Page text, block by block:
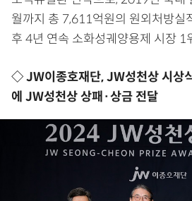
월까지 총 7,611억원의 원외처방실
후 4년 연속 소화성궤양용제 시장 1
◇ JW이종호재단, JW성천상 시상
에 JW성천상 상패·상금 전달